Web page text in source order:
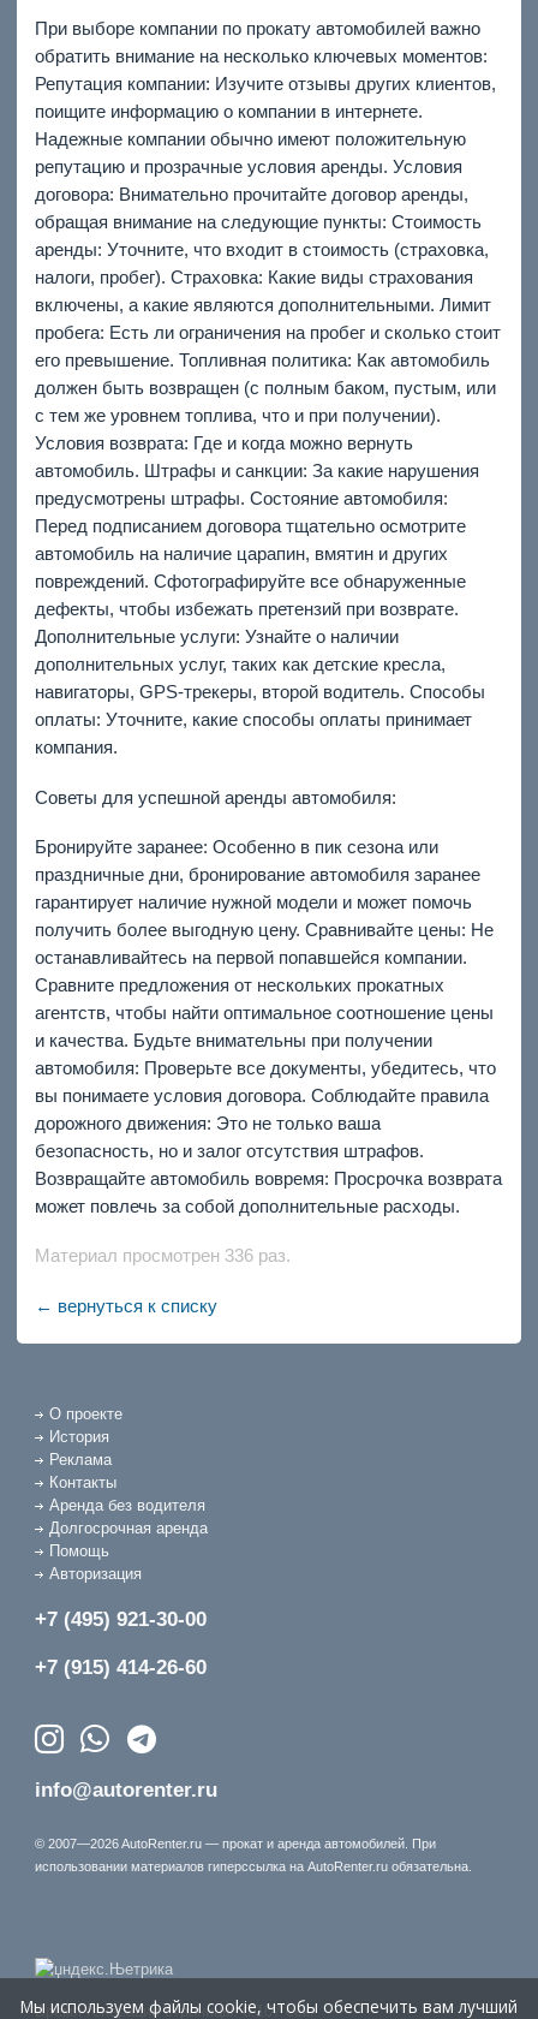
При выборе компании по прокату автомобилей важно
обратить внимание на несколько ключевых моментов:
Репутация компании: Изучите отзывы других клиентов,
поищите информацию о компании в интернете.
Надежные компании обычно имеют положительную
репутацию и прозрачные условия аренды. Условия
договора: Внимательно прочитайте договор аренды,
обращая внимание на следующие пункты: Стоимость
аренды: Уточните, что входит в стоимость (страховка,
налоги, пробег). Страховка: Какие виды страхования
включены, а какие являются дополнительными. Лимит
пробега: Есть ли ограничения на пробег и сколько стоит
его превышение. Топливная политика: Как автомобиль
должен быть возвращен (с полным баком, пустым, или
с тем же уровнем топлива, что и при получении).
Условия возврата: Где и когда можно вернуть
автомобиль. Штрафы и санкции: За какие нарушения
предусмотрены штрафы. Состояние автомобиля:
Перед подписанием договора тщательно осмотрите
автомобиль на наличие царапин, вмятин и других
повреждений. Сфотографируйте все обнаруженные
дефекты, чтобы избежать претензий при возврате.
Дополнительные услуги: Узнайте о наличии
дополнительных услуг, таких как детские кресла,
навигаторы, GPS-трекеры, второй водитель. Способы
оплаты: Уточните, какие способы оплаты принимает
компания.
Советы для успешной аренды автомобиля:
Бронируйте заранее: Особенно в пик сезона или
праздничные дни, бронирование автомобиля заранее
гарантирует наличие нужной модели и может помочь
получить более выгодную цену. Сравнивайте цены: Не
останавливайтесь на первой попавшейся компании.
Сравните предложения от нескольких прокатных
агентств, чтобы найти оптимальное соотношение цены
и качества. Будьте внимательны при получении
автомобиля: Проверьте все документы, убедитесь, что
вы понимаете условия договора. Соблюдайте правила
дорожного движения: Это не только ваша
безопасность, но и залог отсутствия штрафов.
Возвращайте автомобиль вовремя: Просрочка возврата
может повлечь за собой дополнительные расходы.
Материал просмотрен 336 раз.
← вернуться к списку
О проекте
История
Реклама
Контакты
Аренда без водителя
Долгосрочная аренда
Помощь
Авторизация
+7 (495) 921-30-00
+7 (915) 414-26-60
info@autorenter.ru
© 2007—2026 AutoRenter.ru — прокат и аренда автомобилей. При
использовании материалов гиперссылка на AutoRenter.ru обязательна.
Время генерации страницы: 0.107 сек.
Мы используем файлы cookie, чтобы обеспечить вам лучший